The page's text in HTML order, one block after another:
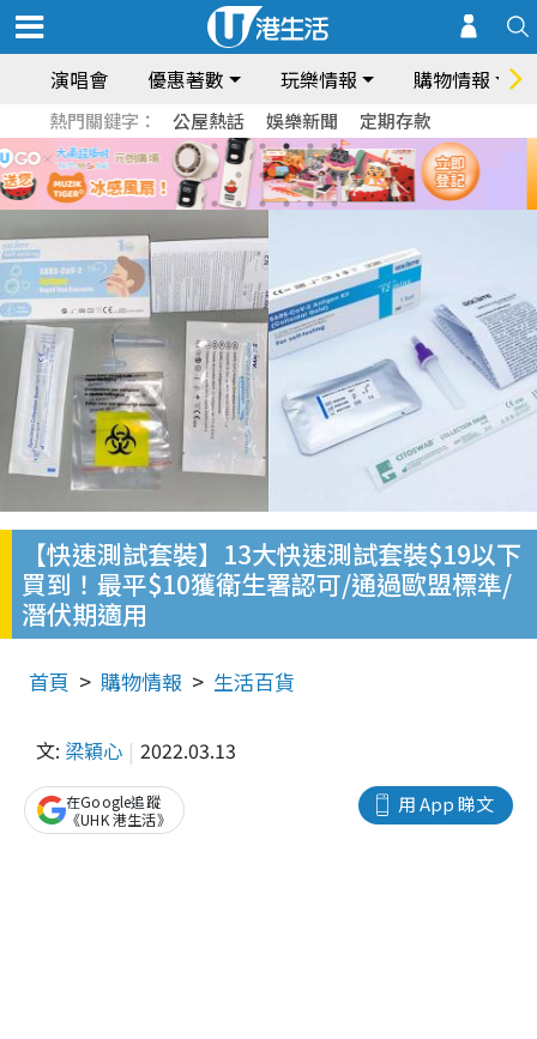
演唱會 優惠著數 玩樂情報 購物情報
熱門關鍵字： 公屋熱話 娛樂新聞 定期存款
【快速測試套裝】13大快速測試套裝$19以下
買到！最平$10獲衛生署認可/通過歐盟標準/
潛伏期適用
首頁 購物情報 生活百貨
文: 梁穎心 2022.03.13
用 App 睇文
在Google追蹤
《UHK 港生活》